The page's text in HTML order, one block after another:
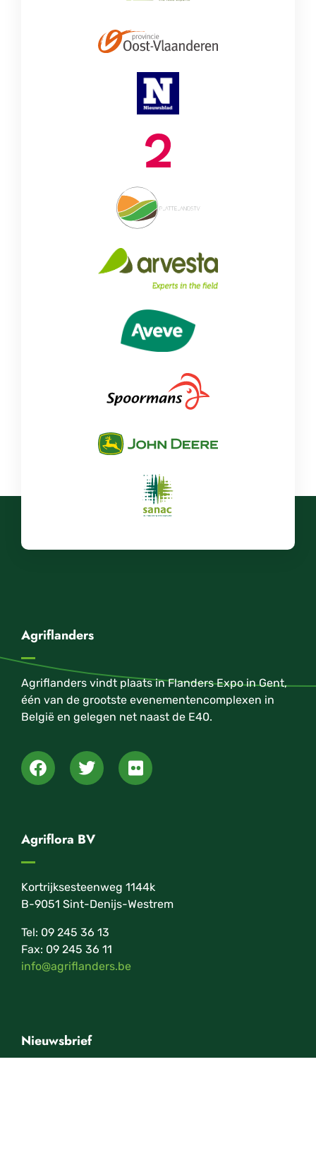
Agriflanders
Agriflanders vindt plaats in Flanders Expo in Gent,
één van de grootste evenementencomplexen in
België en gelegen net naast de E40.
Agriflora BV
Kortrijksesteenweg 1144k
B-9051 Sint-Denijs-Westrem
Tel: 09 245 36 13
Fax: 09 245 36 11
info@agriflanders.be
Nieuwsbrief